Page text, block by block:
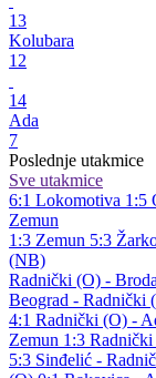
13
Kolubara
12
14
Ada
7
Poslednje utakmice
Sve utakmice
6:1 Lokomotiva 1:5
Zemun
1:3 Zemun 5:3
(NB)
Radnički (O) -
Beograd - Radnički
4:1 Radnički (O) -
Zemun 1:3
5:3 Sinđelić -